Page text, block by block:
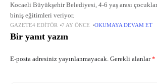
Kocaeli Büyükşehir Belediyesi, 4-6 yaş arası
biniş eğitimleri veriyor.
GAZETE4 EDITÖR 7 AY ÖNCE OKUMAYA DEVAM ET
Bir yanıt yazın
E-posta adresiniz yayınlanmayacak. Gerekli alanlar*